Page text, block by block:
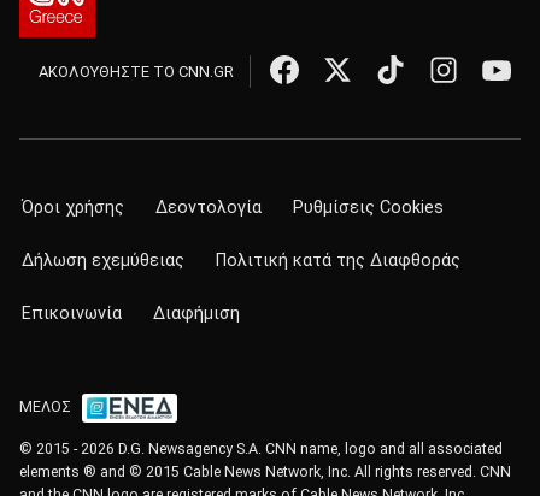
ΑΚΟΛΟΥΘΗΣΤΕ ΤΟ CNN.GR
Όροι χρήσης Δεοντολογία Ρυθμίσεις Cookies
Δήλωση εχεμύθειας Πολιτική κατά της Διαφθοράς
Επικοινωνία Διαφήμιση
ΜΕΛΟΣ
© 2015 - 2026 D.G. Newsagency S.A. CNN name, logo and all associated
elements ® and © 2015 Cable News Network, Inc. All rights reserved. CNN